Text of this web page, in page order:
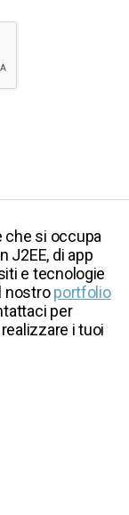
che si occupa
J2EE, di app
e tecnologie
nostroportfolio
per
i tuoi